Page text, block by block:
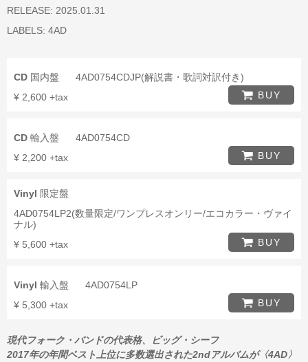
RELEASE: 2025.01.31
LABELS: 4AD
CD 国内盤
4AD0754CDJP(解説書・歌詞対訳付き)
¥ 2,600 +tax
BUY
CD 輸入盤
4AD0754CD
¥ 2,200 +tax
BUY
Vinyl 限定盤
4AD0754LP2(数量限定/ワンプレスオンリー/エコカラー・ヴァイ
ナル)
¥ 5,600 +tax
BUY
Vinyl 輸入盤
4AD0754LP
¥ 5,300 +tax
BUY
現代フォーク・バンドの代表格、ビッグ・シーフ
2017年の年間ベスト上位に多数選出された2ndアルバムが〈4AD〉